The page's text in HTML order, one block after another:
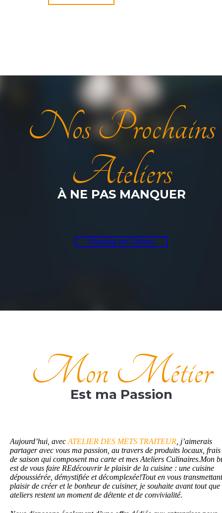
Nos Prochains
Ateliers
À NE PAS MANQUER
Planning des Ateliers
Mon Métier
Est ma Passion
Aujourd’hui, avecATELIER DES METS TRAITEUR , j’aimerais
partager avec vous ma passion, au travers de produits locaux, frais
de saison qui composent ma carte et mes Ateliers Culinaires.Mon
est de vous faire REdécouvrir le plaisir de la cuisine : une cuisine
dépoussiérée, démystifiée et décomplexée!Tout en vous
plaisir de créer et le bonheur de cuisiner, je souhaite avant tout que
ateliers restent un moment de détente et de convivialité.